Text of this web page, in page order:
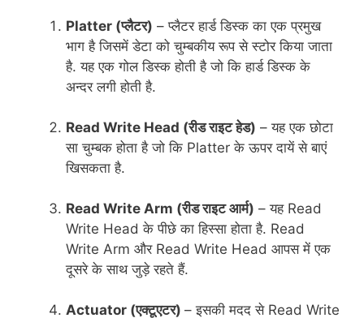
Platter (प्लैटर) – प्लैटर हार्ड डिस्क का एक प्रमुख
भाग है जिसमें डेटा को चुम्बकीय रूप से स्टोर किया जाता
है. यह एक गोल डिस्क होती है जो कि हार्ड डिस्क के
अन्दर लगी होती है.
Read Write Head (रीड राइट हेड) – यह एक छोटा
सा चुम्बक होता है जो कि Platter के ऊपर दायें से बाएं
खिसकता है.
Read Write Arm (रीड राइट आर्म) – यह Read
Write Head के पीछे का हिस्सा होता है. Read
Write Arm और Read Write Head आपस में एक
दूसरे के साथ जुड़े रहते हैं.
Actuator (एक्टूएटर) – इसकी मदद से Read Write